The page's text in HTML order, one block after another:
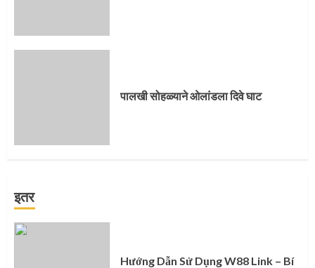
पालखी सोहळ्याने ओलांडला दिवे घाट
इतर
Hướng Dẫn Sử Dụng W88 Link – Bí